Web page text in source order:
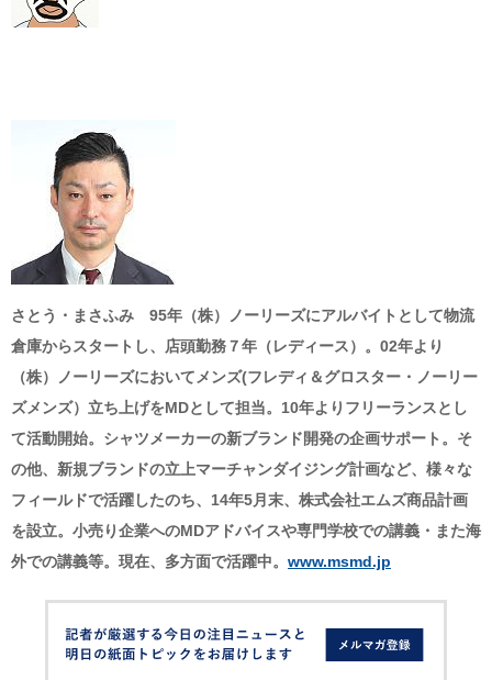
さとう・まさふみ 95年（株）ノーリーズにアルバイトとして物流
倉庫からスタートし、店頭勤務７年（レディース）。 02年より
（株）ノーリーズにおいてメンズ(フレディ＆グロスター・ノーリー
ズメンズ）立ち上げをMDとして担当。 10年よりフリーランスとし
て活動開始。 シャツメーカーの新ブランド開発の企画サポート。 そ
の他、新規ブランドの立上マーチャンダイジング計画など、 様々な
フィールドで活躍したのち、14年5月末、株式会社エムズ商品計画
を設立。 小売り企業へのMDアドバイスや専門学校での講義・また海
外での講義等。 現在、多方面で活躍中。 www.msmd.jp